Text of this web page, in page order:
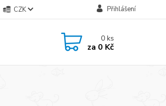
CZK Přihlášení
0ks
za 0 Kč